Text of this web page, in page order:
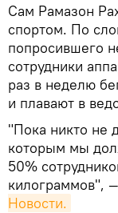
Сам Рамазон
спортом. По
попросившего
сотрудники
раз в неделю
и плавают в
"Пока никто не
которым мы
50%
килограммов",
Новости.